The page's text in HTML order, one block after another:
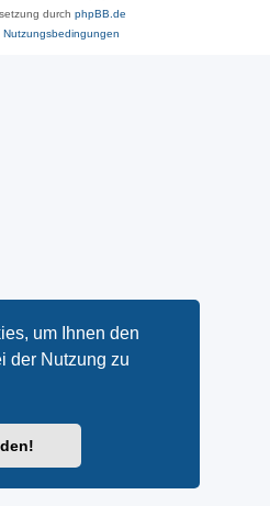
um Ihnen den
der Nutzung zu
durch phpBB.de
Nutzungsbedingungen